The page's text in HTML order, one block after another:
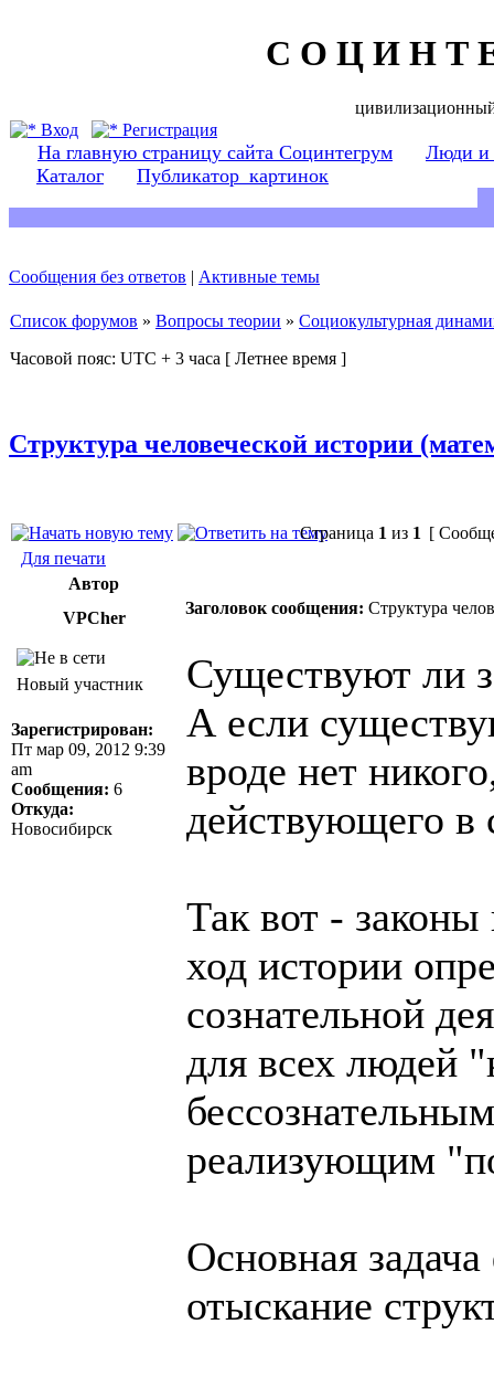
С О Ц И Н Т
Вход
Регистрация
На главную страницу сайта Социнтегрум
Люди и
Каталог
Публикатор_картинок
Сообщения без ответов | Активные темы
Список форумов » Вопросы теории » Социокультурная
Часовой пояс: UTC + 3 часа [ Летнее время ]
Структура человеческой истории
Страница 1 из 1 [
Для печати
Автор
VPCher
Заголовок сообщения: Структура
Новый участник
Зарегистрирован:
Пт мар 09, 2012 9:39
am
Сообщения: 6
Откуда:
Новосибирск
Существуют ли
А если
вроде нет
действующего в
Так вот -
ход истории
сознательной
для всех людей
реализующим
Основная
отыскание